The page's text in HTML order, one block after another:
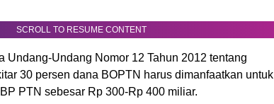
SCROLL TO RESUME CONTENT
Undang-Undang Nomor 12 Tahun 2012 tentang
30 persen dana BOPTN harus dimanfaatkan untuk
PTN sebesar Rp 300-Rp 400 miliar.